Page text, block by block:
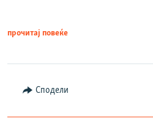
прочитај повеќе
Сподели